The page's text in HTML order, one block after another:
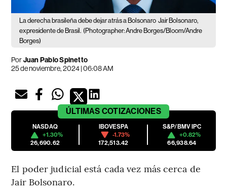
La derecha brasileña debe dejar atrás a Bolsonaro Jair Bolsonaro,
expresidente de Brasil. (Photographer: Andre Borges/Bloom/Andre
Borges)
PorJuan Pablo Spinetto
25 de noviembre, 2024 | 06:08 AM
ÚLTIMAS COTIZACIONES
NASDAQ
+1.30%
26,690.62
IBOVESPA
-1.73%
172,513.42
S&P/BMV IPC
+0.82%
66,938.64
El poder judicial está cada vez más cerca de
Jair Bolsonaro.